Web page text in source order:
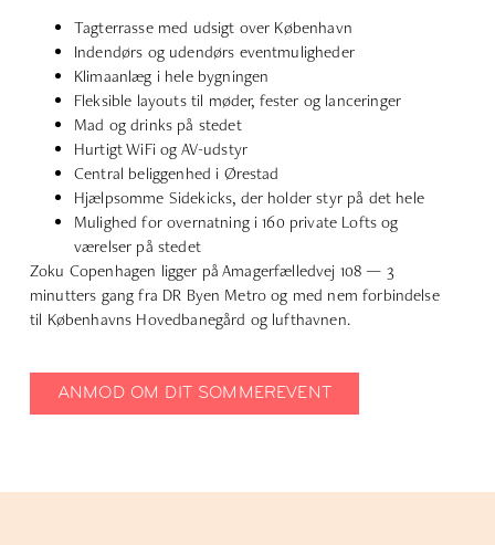
Tagterrasse med udsigt over København
Indendørs og udendørs eventmuligheder
Klimaanlæg i hele bygningen
Fleksible layouts til møder, fester og lanceringer
Mad og drinks på stedet
Hurtigt WiFi og AV-udstyr
Central beliggenhed i Ørestad
Hjælpsomme Sidekicks, der holder styr på det hele
Mulighed for overnatning i 160 private Lofts og
værelser på stedet
Zoku Copenhagen ligger påAmagerfælledvej 108 — 3
minutters gang fra DR Byen Metro og med nem forbindelse
til Københavns Hovedbanegård og lufthavnen.
ANMOD OM DIT SOMMEREVENT